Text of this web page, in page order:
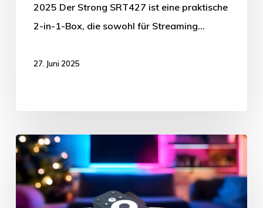
2025 Der Strong SRT427 ist eine praktische
2-in-1-Box, die sowohl für Streaming…
27. Juni 2025